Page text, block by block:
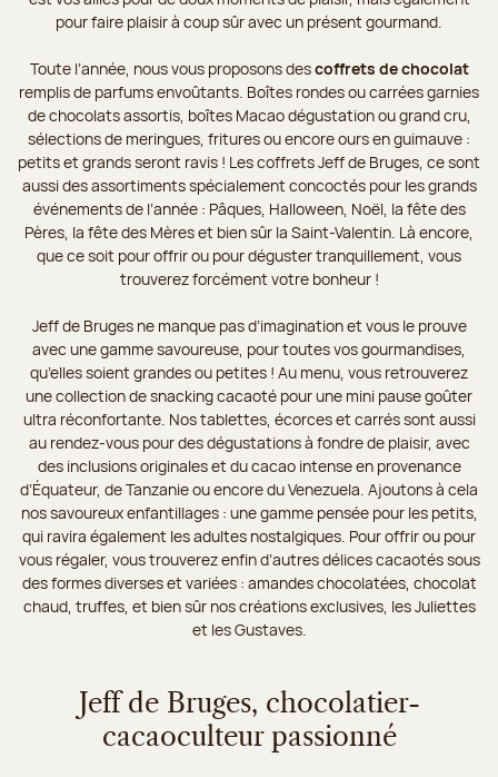
pour faire plaisir à coup sûr avec un présent gourmand.
Toute l’année, nous vous proposons descoffrets de chocolat
remplis de parfums envoûtants. Boîtes rondes ou carrées garnies
de chocolats assortis, boîtes Macao dégustation ou grand cru,
sélections de meringues, fritures ou encore ours en guimauve :
petits et grands seront ravis ! Les coffrets Jeff de Bruges, ce sont
aussi des assortiments spécialement concoctés pour les grands
événements de l’année : Pâques, Halloween, Noël, la fête des
Pères, la fête des Mères et bien sûr la Saint-Valentin. Là encore,
que ce soit pour offrir ou pour déguster tranquillement, vous
trouverez forcément votre bonheur !
Jeff de Bruges ne manque pas d’imagination et vous le prouve
avec une gamme savoureuse, pour toutes vos gourmandises,
qu’elles soient grandes ou petites ! Au menu, vous retrouverez
une collection de snacking cacaoté pour une mini pause goûter
ultra réconfortante. Nos tablettes, écorces et carrés sont aussi
au rendez-vous pour des dégustations à fondre de plaisir, avec
des inclusions originales et du cacao intense en provenance
d’Équateur, de Tanzanie ou encore du Venezuela. Ajoutons à cela
nos savoureux enfantillages : une gamme pensée pour les petits,
qui ravira également les adultes nostalgiques. Pour offrir ou pour
vous régaler, vous trouverez enfin d’autres délices cacaotés sous
des formes diverses et variées : amandes chocolatées, chocolat
chaud, truffes, et bien sûr nos créations exclusives, les Juliettes
et les Gustaves.
Jeff de Bruges, chocolatier-
cacaoculteur passionné